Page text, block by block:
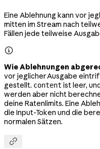
Eine Ablehnung kann vor
mitten im Stream nach
Fällen jede teilweise

Wie Ablehnungen
vor jeglicher Ausgabe
gestellt. content ist leer,
werden aber nicht
deine Ratenlimits. Eine
die Input-Token und die
normalen Sätzen.
